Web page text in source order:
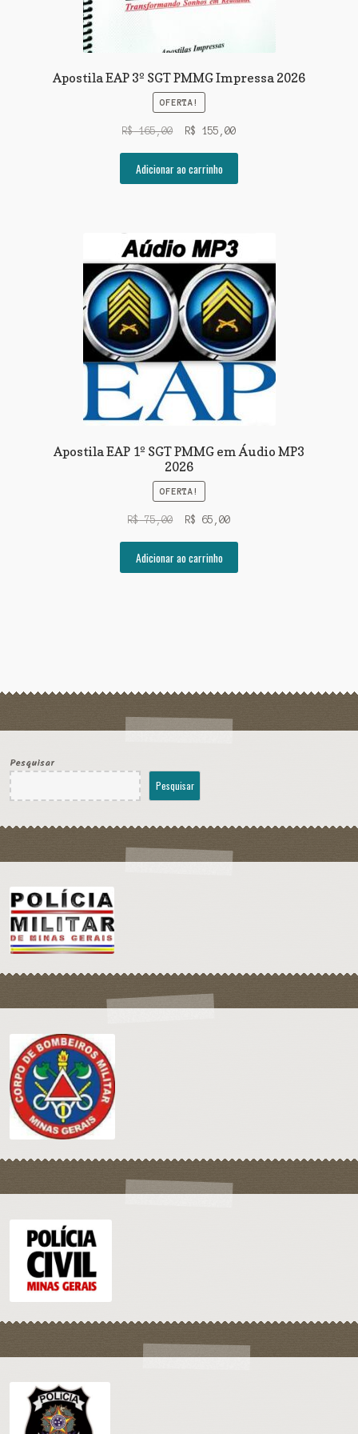
Apostila EAP 3º SGT PMMG Impressa 2026
OFERTA!
R$165,00
original
era:
R$ 155,00O
é:
Adicionar ao carrinho
Apostila EAP 1º SGT PMMG em Áudio MP3
2026
OFERTA!
R$75,00
original
era:
R$ 65,00O
é:
Adicionar ao carrinho
Pesquisar
Pesquisar